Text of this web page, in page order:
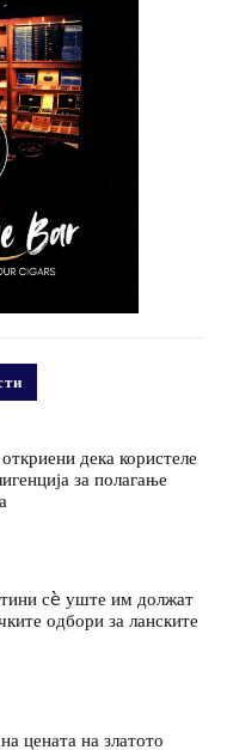
дека користеле
за полагање
сè уште им должат
одбори за ланските
цената на златото